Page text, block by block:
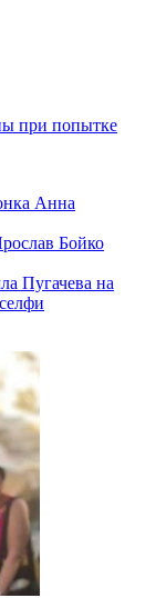
при попытке
Анна
Бойко
Пугачева на